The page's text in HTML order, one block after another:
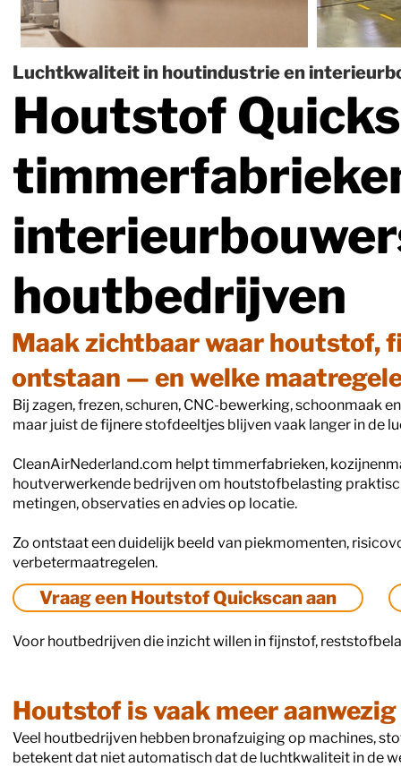
Luchtkwaliteit in houtindustrie en
Houtstof
houtbedrijven
Maak zichtbaar waar houtstof,
ontstaan — en welke
Bij zagen, frezen, schuren, CNC-bewerking, schoonmaak
maar juist de fijnere stofdeeltjes blijven vaak langer in de
CleanAirNederland.com helpt timmerfabrieken,
houtverwerkende bedrijven om houtstofbelasting
metingen, observaties en advies op locatie.
Zo ontstaat een duidelijk beeld van piekmomenten,
verbetermaatregelen.
Vraag een Houtstof Quickscan aan
Voor houtbedrijven die inzicht willen in fijnstof,
Houtstof is vaak meer
Veel houtbedrijven hebben bronafzuiging op machines,
betekent dat niet automatisch dat de luchtkwaliteit in de